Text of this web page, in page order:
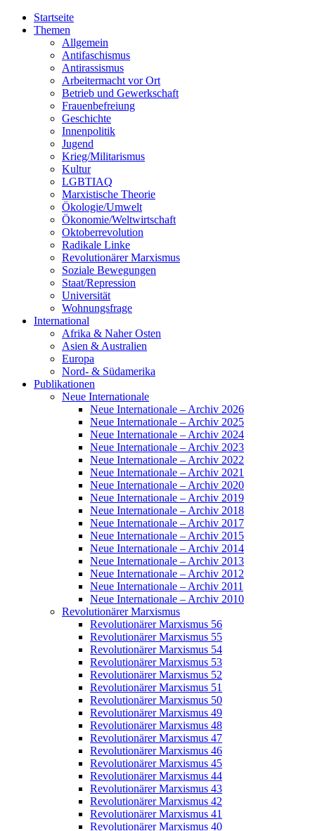
Startseite
Themen
Allgemein
Antifaschismus
Antirassismus
Arbeitermacht vor Ort
Betrieb und Gewerkschaft
Frauenbefreiung
Geschichte
Innenpolitik
Jugend
Krieg/Militarismus
Kultur
LGBTIAQ
Marxistische Theorie
Ökologie/Umwelt
Ökonomie/Weltwirtschaft
Oktoberrevolution
Radikale Linke
Revolutionärer Marxismus
Soziale Bewegungen
Staat/Repression
Universität
Wohnungsfrage
International
Afrika & Naher Osten
Asien & Australien
Europa
Nord- & Südamerika
Publikationen
Neue Internationale
Neue Internationale – Archiv 2026
Neue Internationale – Archiv 2025
Neue Internationale – Archiv 2024
Neue Internationale – Archiv 2023
Neue Internationale – Archiv 2022
Neue Internationale – Archiv 2021
Neue Internationale – Archiv 2020
Neue Internationale – Archiv 2019
Neue Internationale – Archiv 2018
Neue Internationale – Archiv 2017
Neue Internationale – Archiv 2015
Neue Internationale – Archiv 2014
Neue Internationale – Archiv 2013
Neue Internationale – Archiv 2012
Neue Internationale – Archiv 2011
Neue Internationale – Archiv 2010
Revolutionärer Marxismus
Revolutionärer Marxismus 56
Revolutionärer Marxismus 55
Revolutionärer Marxismus 54
Revolutionärer Marxismus 53
Revolutionärer Marxismus 52
Revolutionärer Marxismus 51
Revolutionärer Marxismus 50
Revolutionärer Marxismus 49
Revolutionärer Marxismus 48
Revolutionärer Marxismus 47
Revolutionärer Marxismus 46
Revolutionärer Marxismus 45
Revolutionärer Marxismus 44
Revolutionärer Marxismus 43
Revolutionärer Marxismus 42
Revolutionärer Marxismus 41
Revolutionärer Marxismus 40